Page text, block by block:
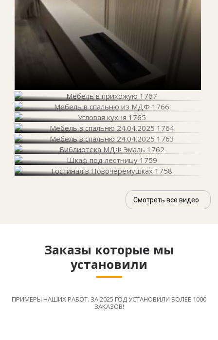
Смотреть все видео
Заказы которые мы
установили
ПРИМЕРЫ НАШИХ РАБОТ. ЗА 2025 ГОД УСТАНОВИЛИ БОЛЕЕ 1000
ЗАКАЗОВ!